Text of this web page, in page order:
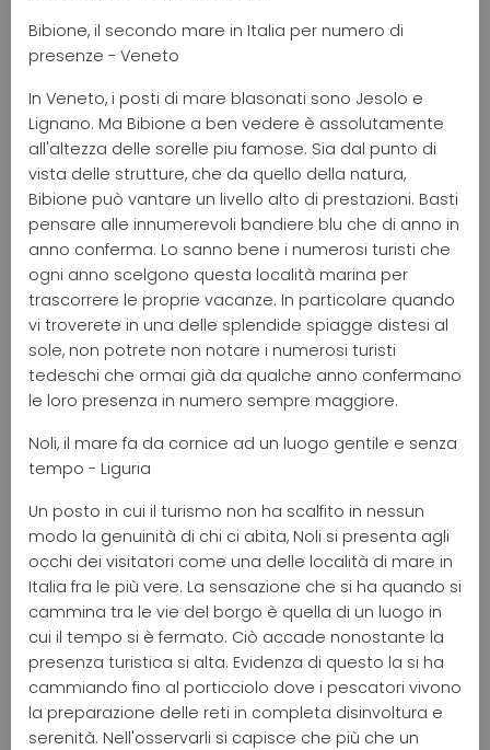
Bibione, il secondo mare in Italia per numero di
presenze - Veneto
In Veneto, i posti di mare blasonati sono Jesolo e
Lignano. Ma Bibione a ben vedere è assolutamente
all'altezza delle sorelle piu famose. Sia dal punto di
vista delle strutture, che da quello della natura,
Bibione può vantare un livello alto di prestazioni. Basti
pensare alle innumerevoli bandiere blu che di anno in
anno conferma. Lo sanno bene i numerosi turisti che
ogni anno scelgono questa località marina per
trascorrere le proprie vacanze. In particolare quando
vi troverete in una delle splendide spiagge distesi al
sole, non potrete non notare i numerosi turisti
tedeschi che ormai già da qualche anno confermano
le loro presenza in numero sempre maggiore.
Noli, il mare fa da cornice ad un luogo gentile e senza
tempo - Liguria
Un posto in cui il turismo non ha scalfito in nessun
modo la genuinità di chi ci abita, Noli si presenta agli
occhi dei visitatori come una delle località di mare in
Italia fra le più vere. La sensazione che si ha quando si
cammina tra le vie del borgo è quella di un luogo in
cui il tempo si è fermato. Ciò accade nonostante la
presenza turistica si alta. Evidenza di questo la si ha
cammiando fino al porticciolo dove i pescatori vivono
la preparazione delle reti in completa disinvoltura e
serenità. Nell'osservarli si capisce che più che un